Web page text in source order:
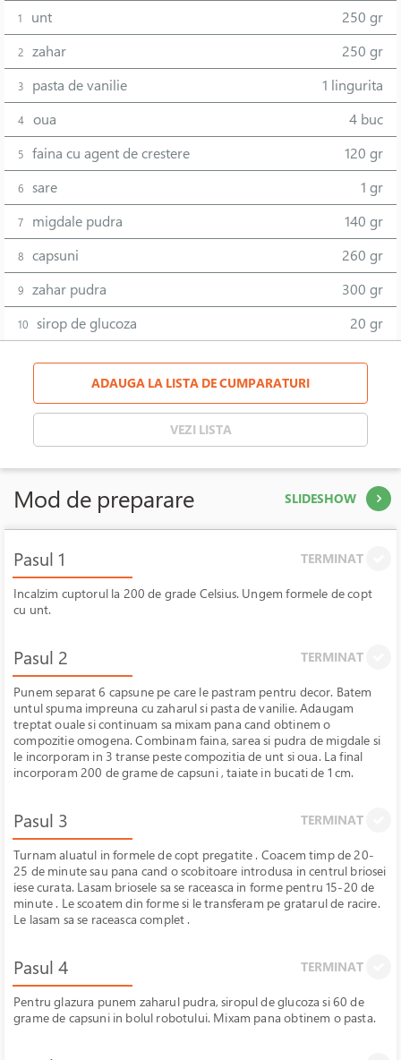
1 unt 250 gr
2 zahar 250 gr
3 pasta de vanilie 1 lingurita
4 oua 4 buc
5 faina cu agent de crestere 120 gr
6 sare 1 gr
7 migdale pudra 140 gr
8 capsuni 260 gr
9 zahar pudra 300 gr
10 sirop de glucoza 20 gr
ADAUGA LA LISTA DE CUMPARATURI
VEZI LISTA
Mod de preparare SLIDESHOW
Pasul 1 TERMINAT
Incalzim cuptorul la 200 de grade Celsius. Ungem formele de copt
cu unt.
Pasul 2 TERMINAT
Punem separat 6 capsune pe care le pastram pentru decor. Batem
untul spuma impreuna cu zaharul si pasta de vanilie. Adaugam
treptat ouale si continuam sa mixam pana cand obtinem o
compozitie omogena. Combinam faina, sarea si pudra de migdale si
le incorporam in 3 transe peste compozitia de unt si oua. La final
incorporam 200 de grame de capsuni , taiate in bucati de 1 cm.
Pasul 3 TERMINAT
Turnam aluatul in formele de copt pregatite . Coacem timp de 20-
25 de minute sau pana cand o scobitoare introdusa in centrul briosei
iese curata. Lasam briosele sa se raceasca in forme pentru 15-20 de
minute . Le scoatem din forme si le transferam pe gratarul de racire.
Le lasam sa se raceasca complet .
Pasul 4 TERMINAT
Pentru glazura punem zaharul pudra, siropul de glucoza si 60 de
grame de capsuni in bolul robotului. Mixam pana obtinem o pasta.